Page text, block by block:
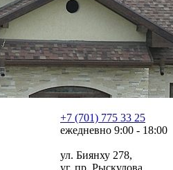
+7 (701) 775 33 25
ежедневно 9:00 - 18:00
ул. Биянху 278,
уг. пр. Рыскулова